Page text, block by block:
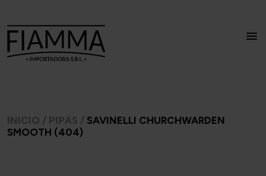
INICIO / PIPAS / SAVINELLI CHURCHWARDEN
SMOOTH (404)